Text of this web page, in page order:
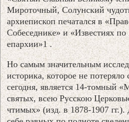
Мироточный, Солунский
архиепископ печатался в
Собеседнике» и «Известиях по
епархии»1 .
Но самым значительным
историка, которое не потеряло
сегодня, является 14-томный
святых, всею Русскою
чтимых» (изд. в 1878-1907